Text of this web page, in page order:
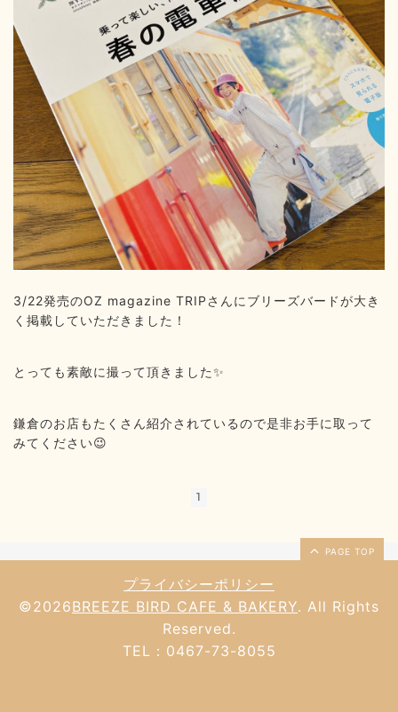
3/22発売のOZ magazine TRIPさんにブリーズバードが大き
く掲載していただきました！
とっても素敵に撮って頂きました✨
鎌倉のお店もたくさん紹介されているので是非お手に取って
みてください😉
1
PAGE TOP
プライバシーポリシー
©2026BREEZE BIRD CAFE & BAKERY. All Rights
Reserved.
TEL：0467-73-8055